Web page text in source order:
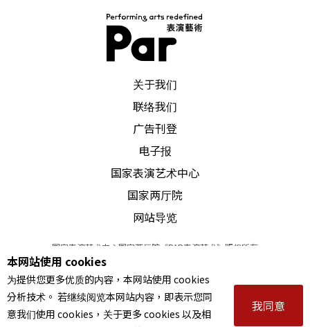
确切已不可考，开始大量看是2012年之
荷兰阿姆斯特丹剧团《源泉》。
音乐厅是心灵的放松，戏剧院是灵感的
泉源，但无论何者，都是在艺术的世界中寻找一个
关于我们
联络我们
广告刊登
电子报
国家表演艺术中心
国家两厅院
网站导览
国家表演艺术中心国家两厅院《PAR表演艺术》版权所有
© 2022Performing arts redefined. All Rights Reserved
统一编号 Tax Id number 00973926
本站所提供相关演出资讯，如有异动应以主办单位公告为准。
服务条款｜隐私权声明｜著作权声明
本网站使用 cookies
为提供您更多优质的内容，本网站使用 cookies
分析技术。 若继续阅览本网站内容，即表示您同
意我们使用 cookies，关于更多 cookies 以及相
我同意